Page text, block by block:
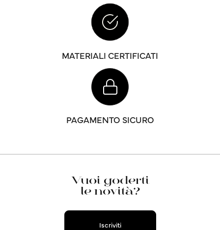
MATERIALI CERTIFICATI
PAGAMENTO SICURO
Vuoi goderti
le novità?
Iscriviti